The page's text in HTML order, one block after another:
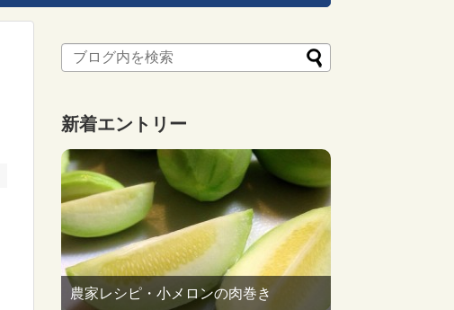
新着エントリー
農家レシピ・小メロンの肉巻き